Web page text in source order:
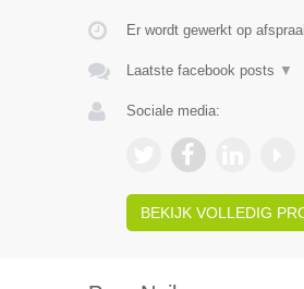
Er wordt gewerkt op
Laatste facebook posts ▼
Sociale media:
BEKIJK VOLLEDIG